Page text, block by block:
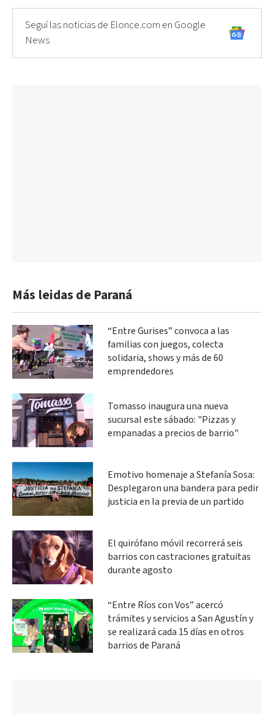
Seguí las noticias de Elonce.com en Google
News
Más leidas de Paraná
“Entre Gurises” convoca a las
familias con juegos, colecta
solidaria, shows y más de 60
emprendedores
Tomasso inaugura una nueva
sucursal este sábado: "Pizzas y
empanadas a precios de barrio"
Emotivo homenaje a Stefanía Sosa:
Desplegaron una bandera para pedir
justicia en la previa de un partido
El quirófano móvil recorrerá seis
barrios con castraciones gratuitas
durante agosto
“Entre Ríos con Vos” acercó
trámites y servicios a San Agustín y
se realizará cada 15 días en otros
barrios de Paraná